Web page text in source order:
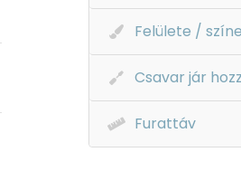
Felülete / színe
Csavar jár
Furattáv